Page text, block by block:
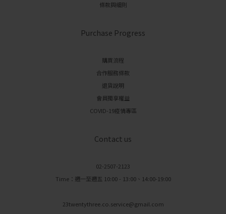
條款與細則
Purchase Progress
購買流程
合作服務條款
退貨說明
會員獨享權益
COVID-19疫情專區
Contact us
02-2507-2123
Time：週一至週五 10:00 - 13:00、14:00-19:00
23twentythree.co.service@gmail.com